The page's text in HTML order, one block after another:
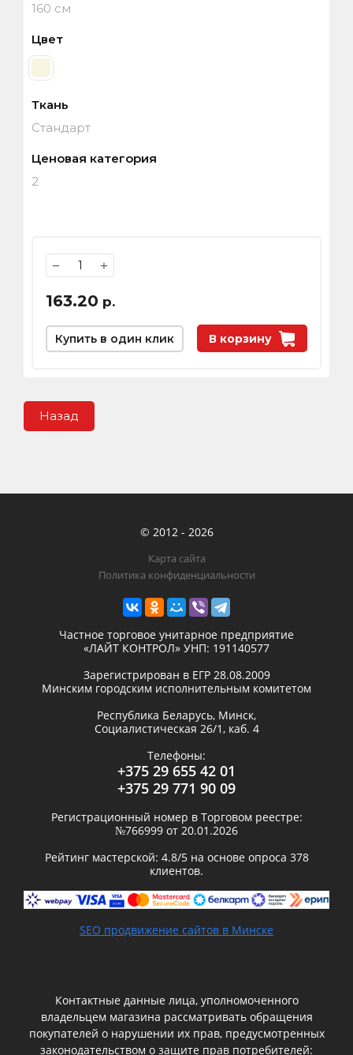
160 см
Цвет
Ткань
Стандарт
Ценовая категория
2
− +
163.20 р.
В корзину
Купить в один клик
Назад
© 2012 - 2026
Карта сайта
Политика конфиденциальности
Частное торговое унитарное предприятие
«ЛАЙТ КОНТРОЛ» УНП: 191140577
Зарегистрирован в ЕГР 28.08.2009
Минским городским исполнительным комитетом
Республика Беларусь, Минск,
Социалистическая 26/1, каб. 4
Телефоны:
+375 29 655 42 01
+375 29 771 90 09
Регистрационный номер в Торговом реестре:
№766999 от 20.01.2026
Рейтинг мастерской: 4.8/5 на основе опроса 378
клиентов.
SEO продвижение сайтов в Минске
Контактные данные лица, уполномоченного
владельцем магазина рассматривать обращения
покупателей о нарушении их прав, предусмотренных
законодательством о защите прав потребителей: